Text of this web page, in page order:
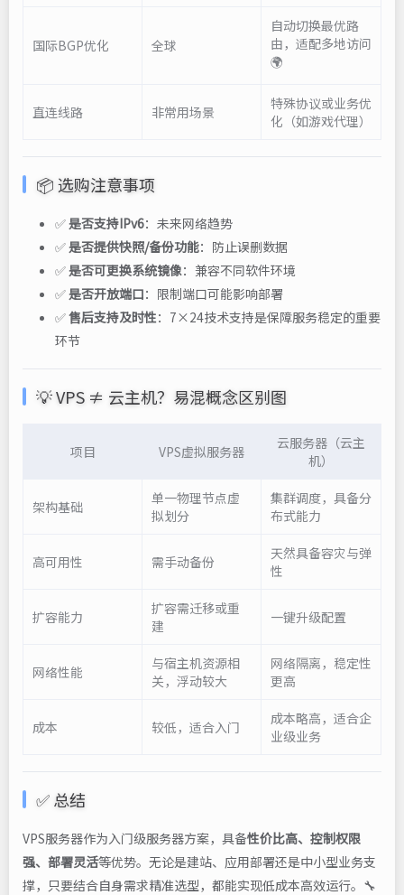
国际BGP优化 全球
自动切换最优路
由，适配多地访问
🌍
直连线路 非常用场景
特殊协议或业务优
化（如游戏代理）
📦 选购注意事项
✅是否支持IPv6：未来网络趋势
✅是否提供快照/备份功能：防止误删数据
✅是否可更换系统镜像：兼容不同软件环境
✅是否开放端口：限制端口可能影响部署
✅售后支持及时性：7×24技术支持是保障服务稳定的重要
环节
💡 VPS ≠ 云主机？易混概念区别图
项目 VPS虚拟服务器
云服务器（云主
机）
架构基础
单一物理节点虚
拟划分
集群调度，具备分
布式能力
高可用性 需手动备份
天然具备容灾与弹
性
扩容能力
扩容需迁移或重
建
一键升级配置
网络性能
与宿主机资源相
关，浮动较大
网络隔离，稳定性
更高
成本 较低，适合入门
成本略高，适合企
业级业务
✅ 总结
VPS服务器作为入门级服务器方案，具备性价比高、控制权限
强、部署灵活等优势。无论是建站、应用部署还是中小型业务支
撑，只要结合自身需求精准选型，都能实现低成本高效运行。🔧